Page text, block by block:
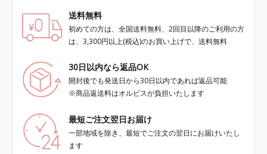
送料無料
初めての方は、全国送料無料、2回目以降のご利用の方
は、3,300円以上(税込)のお買い上げで、送料無料
30日以内なら返品OK
開封後でも発送日から30日以内であれば返品可能
※商品返送料はオルビスが負担いたします
最短ご注文翌日お届け
一部地域を除き、最短でご注文の翌日にお届けいたし
ます